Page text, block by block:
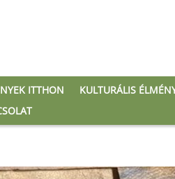
ITTHON KULTURÁLIS